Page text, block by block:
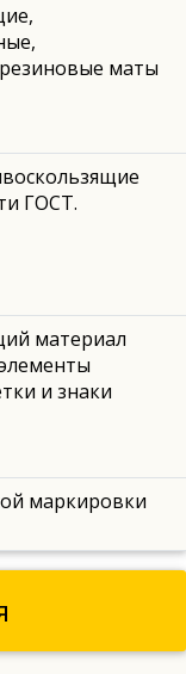
маты
ГОСТ.
материал
и знаки
маркировки